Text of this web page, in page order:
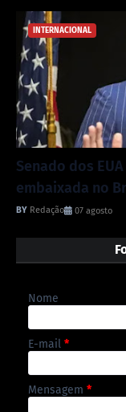
INTERNACIONAL
Senado dos
embaixada no
Redação 07 agosto
Nome
E-mail *
Mensagem *